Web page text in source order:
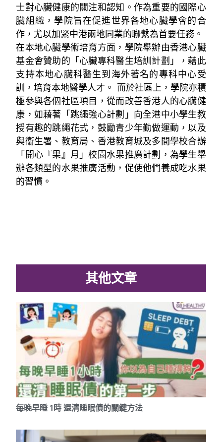
士對心臟健康的關注和認知。作為重要的國際心
臟組織，學院旨在促進世界各地心臟學會的合
作，尤以加緊中港兩地同業的聯繫為首要任務。
在本地心臟學術培育方面，學院舉辦由香港心臟
基金會贊助的「心臟專科醫生培訓計劃」，藉此
支持本地心臟科醫生到海外著名的專科中心受
訓，培育本地醫學人才。 而於社區上，學院亦積
極參與各個社區項目，從而改善香港人的心臟健
康，如藉著「跳繩強心計劃」向全港中小學生教
授有趣的跳繩花式，鼓勵青少年勤做運動，以及
與衞生署、教育局、香港教育城及多間學校合辦
「開心『果』月」校園水果推廣計劃，為學生舉
辦各類型的水果推廣活動，促使他們養成吃水果
的習慣。
其他文章
每晚早睡 1時 還清睡眠債的關鍵方法